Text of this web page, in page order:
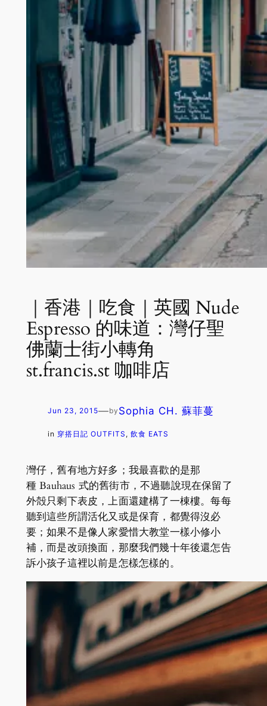
｜香港｜吃食｜英國 Nude
Espresso 的味道：灣仔聖
佛蘭士街小轉角
st.francis.st 咖啡店
Jun 23, 2015—by Sophia CH. 蘇菲蔓
in 穿搭日記 OUTFITS , 飲食 EATS
灣仔，舊有地方好多；我最喜歡的是那
種 Bauhaus 式的舊街市，不過聽說現在保留了
外殻只剩下表皮，上面還建構了一棟樓。每每
聽到這些所謂活化又或是保育，都覺得沒必
要；如果不是像人家愛惜大教堂一樣小修小
補，而是改頭換面，那麼我們幾十年後還怎告
訴小孩子這裡以前是怎樣怎樣的。